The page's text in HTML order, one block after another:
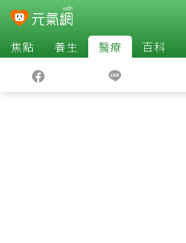
焦點 養生 醫療 百科